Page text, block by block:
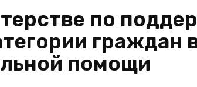
по
граждан
помощи